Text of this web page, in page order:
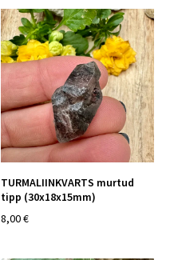
TURMALIINKVARTS murtud
tipp (30x18x15mm)
8,00 €